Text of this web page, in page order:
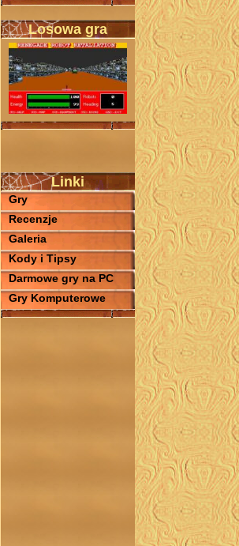
Losowa gra
Linki
Gry
Recenzje
Galeria
Kody i Tipsy
Darmowe gry na PC
Gry Komputerowe